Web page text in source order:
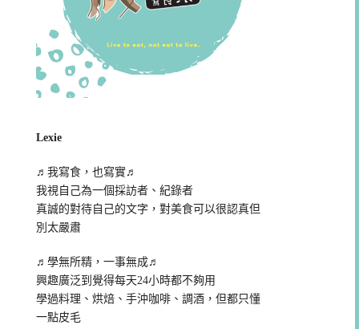
Lexie
♬我寫食，也寫實♬
我視自己為一個採訪者、紀錄者
真誠的對待自己的文字，對美食可以很認真但
別太嚴肅
♬學無所精，一事無成♬
興趣廣泛到覺得每天24小時都不夠用
學過料理、烘焙、手沖咖啡、調酒，但都只懂
一點皮毛